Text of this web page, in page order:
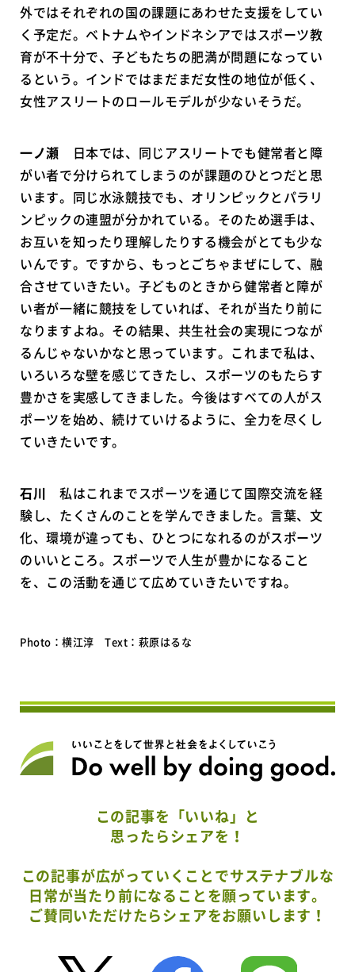
外ではそれぞれの国の課題にあわせた支援をしてい
く予定だ。ベトナムやインドネシアではスポーツ教
育が不十分で、子どもたちの肥満が問題になってい
るという。インドではまだまだ女性の地位が低く、
女性アスリートのロールモデルが少ないそうだ。
一ノ瀬
日本では、同じアスリートでも健常者と障
がい者で分けられてしまうのが課題のひとつだと思
います。同じ水泳競技でも、オリンピックとパラリ
ンピックの連盟が分かれている。そのため選手は、
お互いを知ったり理解したりする機会がとても少な
いんです。ですから、もっとごちゃまぜにして、融
合させていきたい。子どものときから健常者と障が
い者が一緒に競技をしていれば、それが当たり前に
なりますよね。その結果、共生社会の実現につなが
るんじゃないかなと思っています。これまで私は、
いろいろな壁を感じてきたし、スポーツのもたらす
豊かさを実感してきました。今後はすべての人がス
ポーツを始め、続けていけるように、全力を尽くし
ていきたいです。
石川 私はこれまでスポーツを通じて国際交流を経
験し、たくさんのことを学んできました。言葉、文
化、環境が違っても、ひとつになれるのがスポーツ
のいいところ。スポーツで人生が豊かになること
を、この活動を通じて広めていきたいですね。
Photo：横江淳 Text：萩原はるな
この記事を「いいね」と
思ったらシェアを！
この記事が広がっていくことでサステナブルな
日常が当たり前になることを願っています。
ご賛同いただけたらシェアをお願いします！